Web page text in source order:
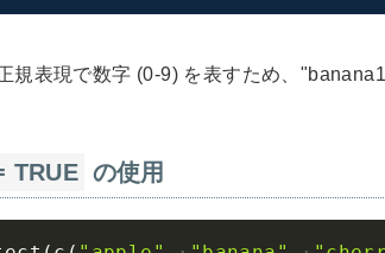
規表現で数字 (0-9) を表すため、
TRUE の使用